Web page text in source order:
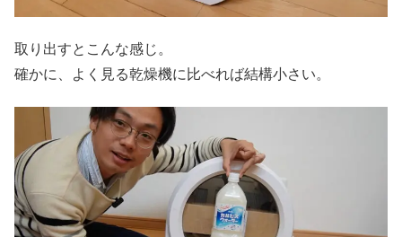
取り出すとこんな感じ。
確かに、よく見る乾燥機に比べれば結構小さい。